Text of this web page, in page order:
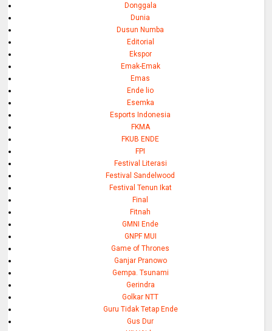
Donggala
Dunia
Dusun Numba
Editorial
Ekspor
Emak-Emak
Emas
Ende lio
Esemka
Esports Indonesia
FKMA
FKUB ENDE
FPI
Festival Literasi
Festival Sandelwood
Festival Tenun Ikat
Final
Fitnah
GMNI Ende
GNPF MUI
Game of Thrones
Ganjar Pranowo
Gempa. Tsunami
Gerindra
Golkar NTT
Guru Tidak Tetap Ende
Gus Dur